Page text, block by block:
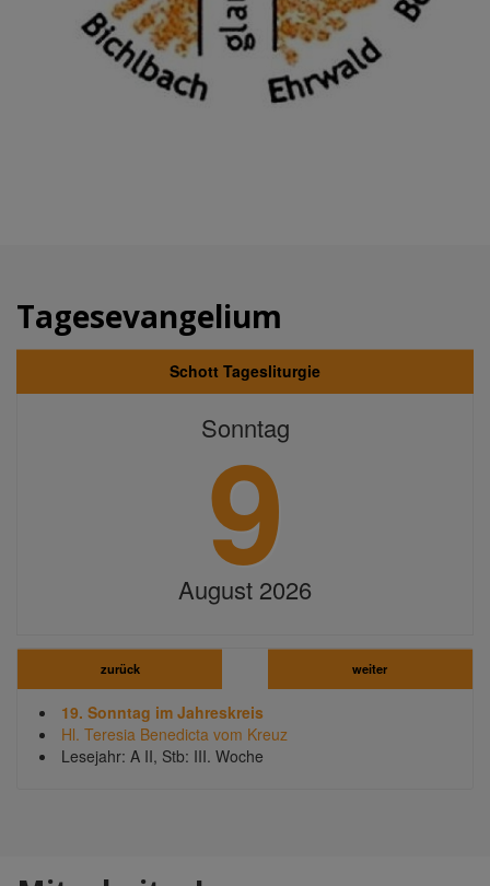
Tagesevangelium
Schott Tagesliturgie
Sonntag
9
August 2026
zurück weiter
19. Sonntag im Jahreskreis
Hl. Teresia Benedicta vom Kreuz
Lesejahr: A II, Stb: III. Woche